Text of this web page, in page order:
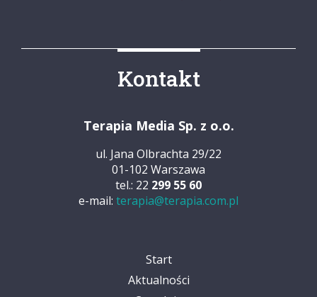
Kontakt
Terapia Media Sp. z o.o.
ul. Jana Olbrachta 29/22
01-102 Warszawa
tel.: 22 299 55 60
e-mail: terapia@terapia.com.pl
Start
Aktualności